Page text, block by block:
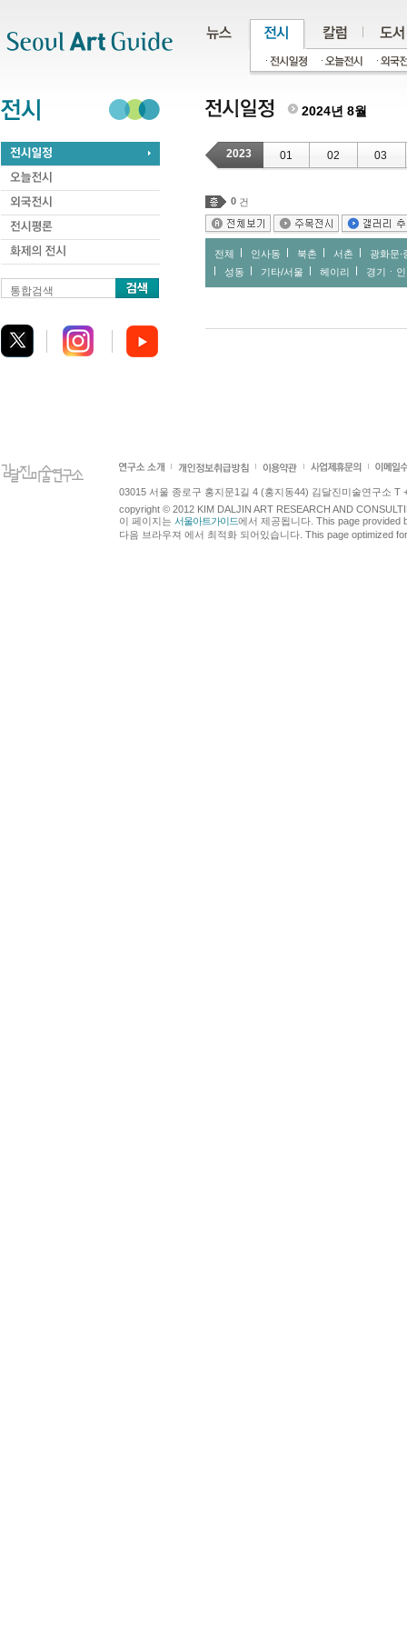
통합검색
2024년 8월
2023 01 02 03
0 건
전체 인사동 북촌 서촌
광화문∙
성동
기타/서울 헤이리 경기ㆍ
03015 서울 종로구 홍지문1길 4 (홍지동44) 김달진미술연구소 T
copyright © 2012 KIM DALJIN ART RESEARCH AND
이 페이지는 서울아트가이드에서 제공됩니다. This page provided
다음 브라우져 에서 최적화 되어있습니다. This page optimized